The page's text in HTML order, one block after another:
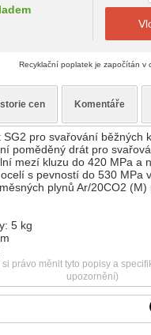
Recyklační poplatek je započítán v
cen Komentáře
pro svařování běžných
poměděný drát pro
mezí kluzu do 420 MPa a
s pevností do 530 MPa
plynů Ar/20CO2 (M)
5 kg
právo měnit tyto popisy a
upozornění)